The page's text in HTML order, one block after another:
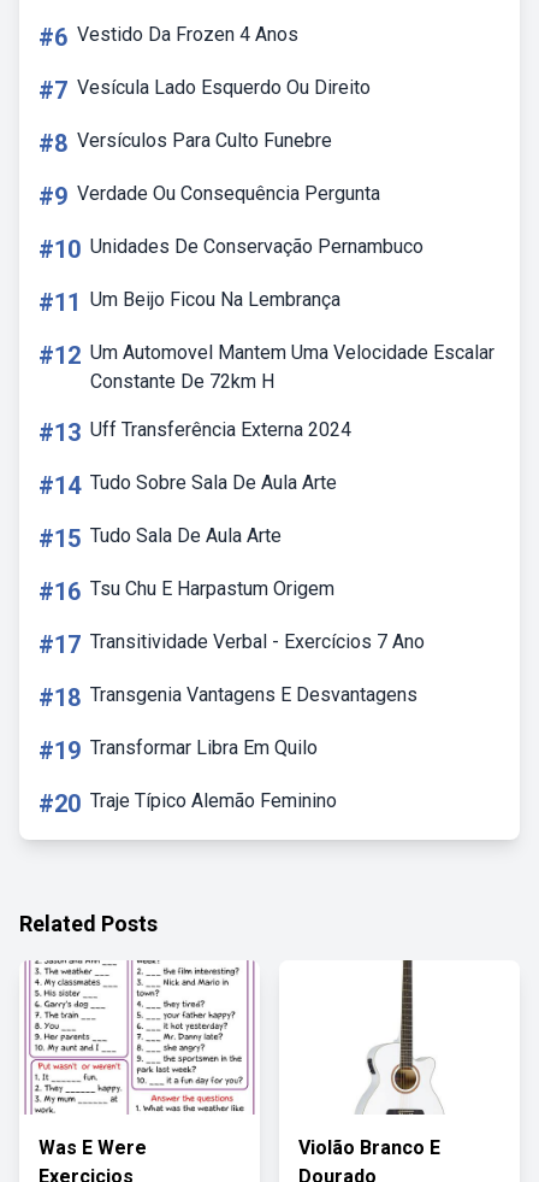
#6 Vestido Da Frozen 4 Anos
#7 Vesícula Lado Esquerdo Ou Direito
#8 Versículos Para Culto Funebre
#9 Verdade Ou Consequência Pergunta
#10 Unidades De Conservação Pernambuco
#11 Um Beijo Ficou Na Lembrança
#12 Um Automovel Mantem Uma Velocidade Escalar
Constante De 72km H
#13 Uff Transferência Externa 2024
#14 Tudo Sobre Sala De Aula Arte
#15 Tudo Sala De Aula Arte
#16 Tsu Chu E Harpastum Origem
#17 Transitividade Verbal - Exercícios 7 Ano
#18 Transgenia Vantagens E Desvantagens
#19 Transformar Libra Em Quilo
#20 Traje Típico Alemão Feminino
Related Posts
Was E Were
Exercicios
Violão Branco E
Dourado